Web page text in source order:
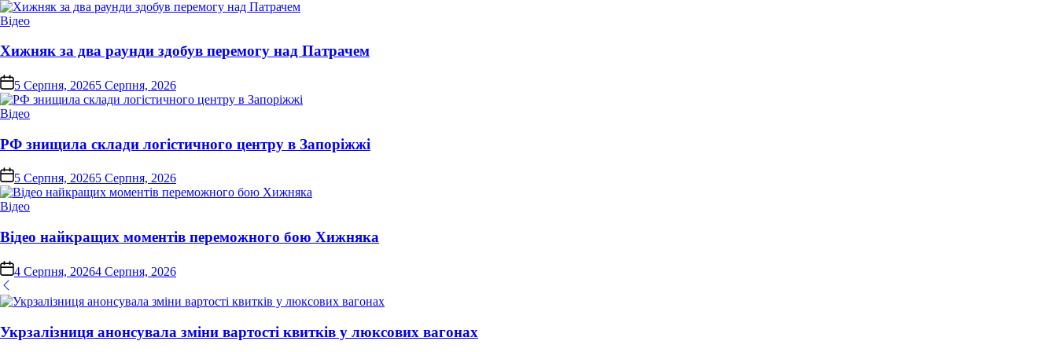
Опублікувати
Відео
Хижняк за два раунди здобув перемогу над Патрачем
on 5 Серпня, 20265 Серпня, 2026
Опублікувати
Відео
РФ знищила склади логістичного центру в Запоріжжі
on 5 Серпня, 20265 Серпня, 2026
Опублікувати
Відео
Відео найкращих моментів переможного бою Хижняка
on4 Серпня, 20264 Серпня, 2026
Укрзалізниця анонсувала зміни вартості квитків у люксових вагонах